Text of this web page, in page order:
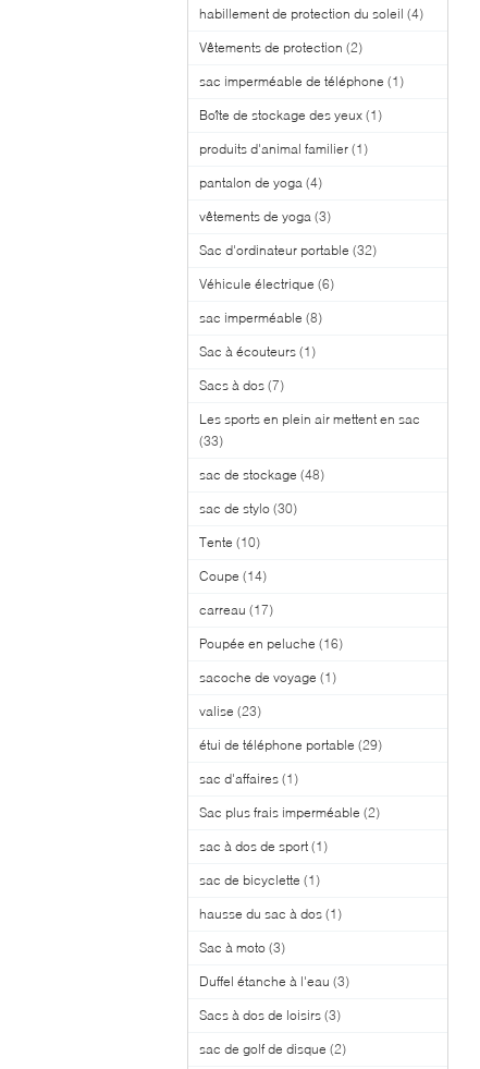
habillement de protection du soleil (4)
Vêtements de protection (2)
sac imperméable de téléphone (1)
Boîte de stockage des yeux (1)
produits d'animal familier (1)
pantalon de yoga (4)
vêtements de yoga (3)
Sac d'ordinateur portable (32)
Véhicule électrique (6)
sac imperméable (8)
Sac à écouteurs (1)
Sacs à dos (7)
Les sports en plein air mettent en sac
(33)
sac de stockage (48)
sac de stylo (30)
Tente (10)
Coupe (14)
carreau (17)
Poupée en peluche (16)
sacoche de voyage (1)
valise (23)
étui de téléphone portable (29)
sac d'affaires (1)
Sac plus frais imperméable (2)
sac à dos de sport (1)
sac de bicyclette (1)
hausse du sac à dos (1)
Sac à moto (3)
Duffel étanche à l'eau (3)
Sacs à dos de loisirs (3)
sac de golf de disque (2)